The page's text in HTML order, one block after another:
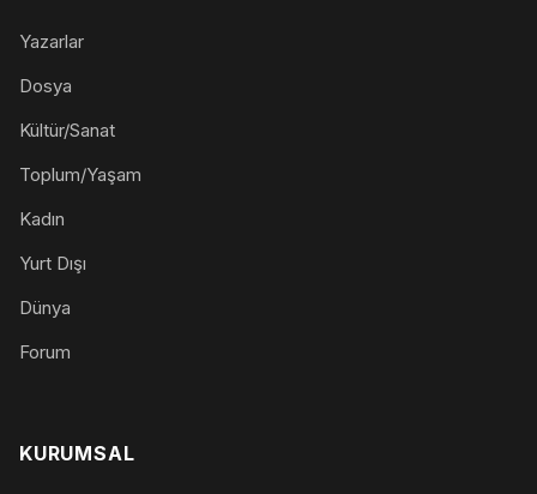
Yazarlar
Dosya
Kültür/Sanat
Toplum/Yaşam
Kadın
Yurt Dışı
Dünya
Forum
KURUMSAL